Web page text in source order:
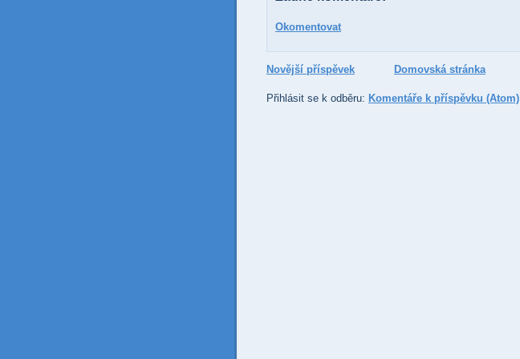
Okomentovat
Novější příspěvek Domovská stránka
Přihlásit se k odběru: Komentáře k příspěvku (Atom)